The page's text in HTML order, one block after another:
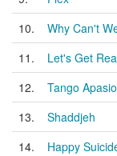
10.
Why Can't
11.
Let's Get
12.
Tango
13.
Shaddjeh
14.
Happy